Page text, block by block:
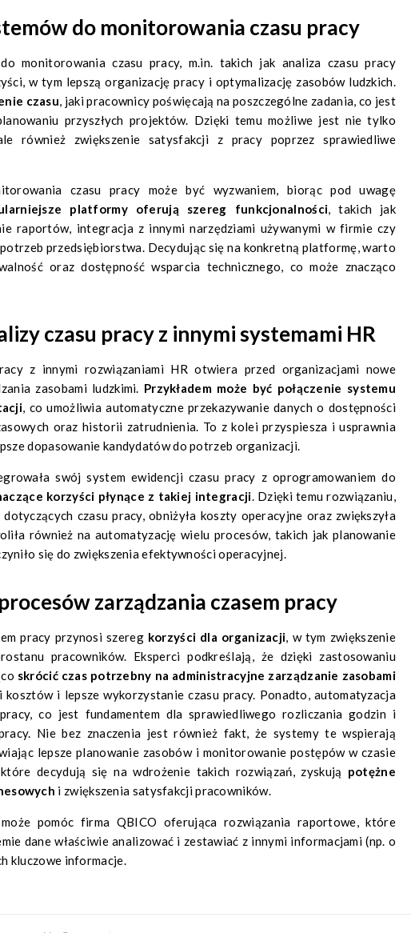
do monitorowania czasu pracy
monitorowania czasu pracy, m.in. takich jak analiza czasu pracy
w tym lepszą organizację pracy i optymalizację zasobów ludzkich.
czasu, jaki pracownicy poświęcają na poszczególne zadania, co jest
przyszłych projektów. Dzięki temu możliwe jest nie tylko
również zwiększenie satysfakcji z pracy poprzez sprawiedliwe
czasu pracy może być wyzwaniem, biorąc pod uwagę
platformy oferują szereg funkcjonalności, takich jak
raportów, integracja z innymi narzędziami używanymi w firmie czy
przedsiębiorstwa. Decydując się na konkretną platformę, warto
oraz dostępność wsparcia technicznego, co może znacząco
czasu pracy z innymi systemami HR
z innymi rozwiązaniami HR otwiera przed organizacjami nowe
zasobami ludzkimi. Przykładem może być połączenie systemu
, co umożliwia automatyczne przekazywanie danych o dostępności
oraz historii zatrudnienia. To z kolei przyspiesza i usprawnia
dopasowanie kandydatów do potrzeb organizacji.
swój system ewidencji czasu pracy z oprogramowaniem do
korzyści płynące z takiej integracji. Dzięki temu rozwiązaniu,
czasu pracy, obniżyła koszty operacyjne oraz zwiększyła
również na automatyzację wielu procesów, takich jak planowanie
się do zwiększenia efektywności operacyjnej.
zarządzania czasem pracy
pracy przynosi szereg korzyści dla organizacji, w tym zwiększenie
pracowników. Eksperci podkreślają, że dzięki zastosowaniu
skrócić czas potrzebny na administracyjne zarządzanie zasobami
kosztów i lepsze wykorzystanie czasu pracy. Ponadto, automatyzacja
co jest fundamentem dla sprawiedliwego rozliczania godzin i
Nie bez znaczenia jest również fakt, że systemy te wspierają
lepsze planowanie zasobów i monitorowanie postępów w czasie
decydują się na wdrożenie takich rozwiązań, zyskują potężne
i zwiększenia satysfakcji pracowników.
pomóc firma QBICO oferująca rozwiązania raportowe, które
dane właściwie analizować i zestawiać z innymi informacjami (np. o
kluczowe informacje.